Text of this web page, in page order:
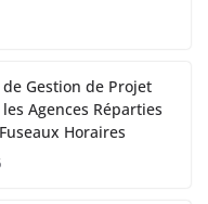
Gestion de Projet
Agences Réparties
Horaires